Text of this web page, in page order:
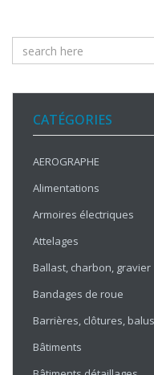
CATÉGORIES
AEROGRAPHE
Alimentations
Armoires électriques
Attelages
Ballast, charbon, gravier
Bandages de roue
Barrières, clôtures,
Bâtiments